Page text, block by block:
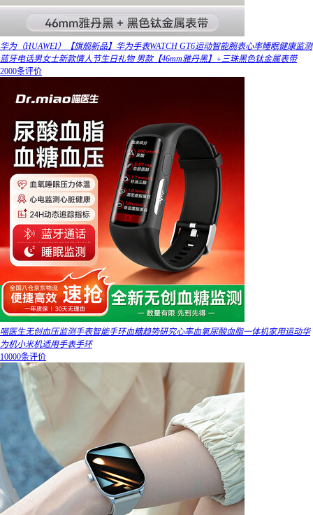
华为（HUAWEI）【旗舰新品】华为手表WATCH GT6运动智能腕表心率睡眠健康监测
蓝牙电话男女士新款情人节生日礼物 男款【46mm雅丹黑】+三珠黑色钛金属表带
2000条评价
喵医生无创血压监测手表智能手环血糖趋势研究心率血氧尿酸血脂一体机家用运动华
为机小米机适用手表手环
10000条评价